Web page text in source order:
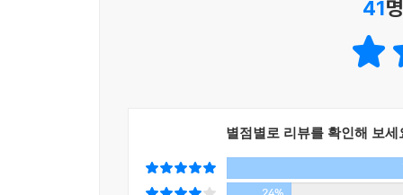
“뭐야, 갑자기. 너야말로 죽겠다는 건 아니지?”
“아니, 반대야. 그냥 공부를 하고 있으면 너무 죽
--- pp.209~210
세계를 관통하는 하이퍼리얼 하드보일드 성장담
못하든, 대학에 가든 안 가든, 육체노동이나 다른
갔다고 아파트 옥상에서 뛰어내릴 일이 없는 것
겪는, 길고 긴 이야기”(111쪽)는 한국의 뻔한 패턴
41
별점별로 리뷰를 확인해 보세